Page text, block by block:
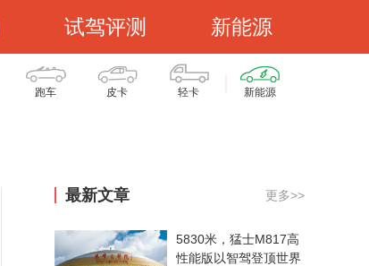
试驾评测 新能源
跑车 皮卡 轻卡 新能源
最新文章 更多>>
5830米，猛士M817高
性能版以智驾登顶世界